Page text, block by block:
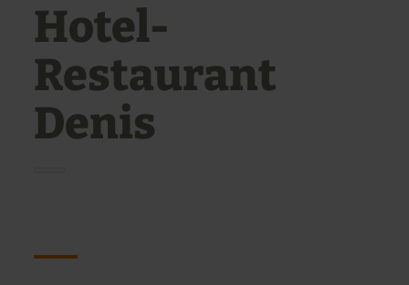
Hotel-
Restaurant
Denis